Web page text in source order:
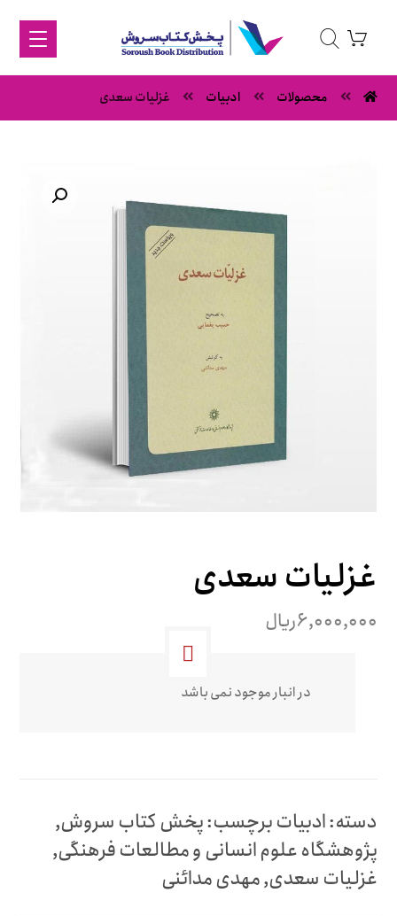
محصولات ادبیات غزلیات سعدی
غزلیات سعدی
۶,۰۰۰,۰۰۰ریال
در انبار موجود نمی باشد
دسته:ادبیاتبرچسب:پخش کتاب سروش,
پژوهشگاه علوم انسانی و مطالعات فرهنگی,
غزلیات سعدی,مهدی مدائنی